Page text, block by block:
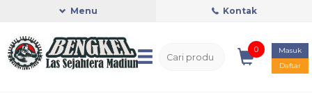
Menu Kontak
0
Masuk
Daftar